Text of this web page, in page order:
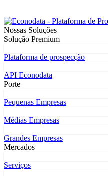
Nossas Soluções
Solução Premium
Plataforma de prospecção
API Econodata
Porte
Pequenas Empresas
Médias Empresas
Grandes Empresas
Mercados
Serviços